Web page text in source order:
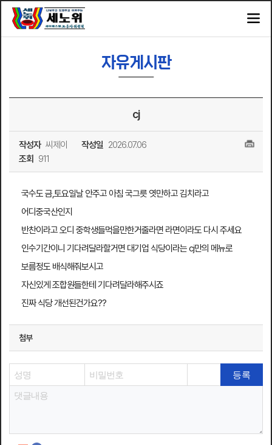
자유게시판
cj
작성자 씨제이 작성일 2026.07.06
조회
911
국수도 금,토요일날 안주고 아침 국그릇 엿만하고 김치라고
어디중국산인지
반찬이라고 오디 중학생들먹을만한거줄라면 라면이라도 다시 주세요
인수기간이니 기다려달라할거면 대기업 식당이라는 cj만의 메뉴로
보름정도 배식해줘보시고
자신있게 조합원들한테 기다려달라해주시죠
진짜 식당 개선된건가요??
첨부